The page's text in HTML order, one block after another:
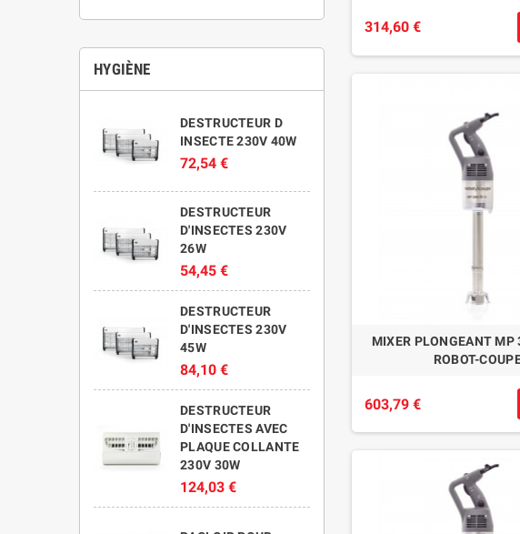
HYGIÈNE
DESTRUCTEUR D
INSECTE 230V 40W
72,54 €
DESTRUCTEUR
D'INSECTES 230V
26W
54,45 €
DESTRUCTEUR
D'INSECTES 230V
45W
84,10 €
DESTRUCTEUR
D'INSECTES AVEC
PLAQUE COLLANTE
230V 30W
124,03 €
314,60 €
MIXER PLONGEANT MP
ROBOT-
603,79 €